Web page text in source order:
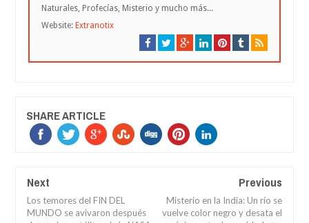
Naturales, Profecías, Misterio y mucho más...
Website: Extranotix
SHARE ARTICLE
Next
Los temores del FIN DEL
MUNDO se avivaron después
Previous
Misterio en la India: Un río se
vuelve color negro y desata el